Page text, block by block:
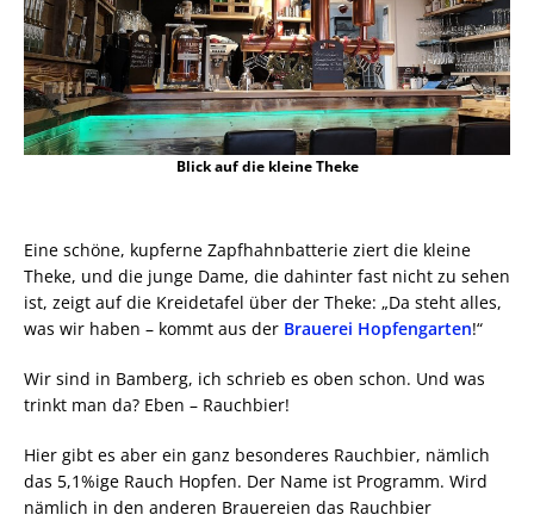
Blick auf die kleine Theke
Eine schöne, kupferne Zapfhahnbatterie ziert die kleine
Theke, und die junge Dame, die dahinter fast nicht zu sehen
ist, zeigt auf die Kreidetafel über der Theke: „Da steht alles,
was wir haben – kommt aus der Brauerei Hopfengarten!“
Wir sind in Bamberg, ich schrieb es oben schon. Und was
trinkt man da? Eben – Rauchbier!
Hier gibt es aber ein ganz besonderes Rauchbier, nämlich
das 5,1%ige Rauch Hopfen. Der Name ist Programm. Wird
nämlich in den anderen Brauereien das Rauchbier